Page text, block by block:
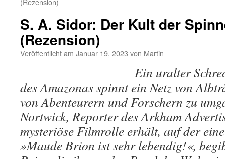
(Rezension)
S. A. Sidor: Der Kult der
(Rezension)
Veröffentlicht am Januar 19, 2023 von Martin
Ein uralter
des Amazonas spinnt ein Netz von
von Abenteurern und Forschern zu
Nortwick, Reporter des Arkham
mysteriöse Filmrolle erhält, auf der
»Maude Brion ist sehr lebendig!«,